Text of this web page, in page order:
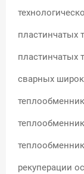
пластинчатых
пластинчатых
сварных
рекуперации